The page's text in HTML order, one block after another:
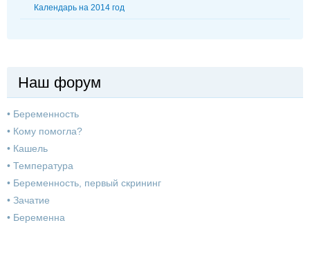
Календарь на 2014 год
Наш форум
• Беременность
• Кому помогла?
• Кашель
• Температура
• Беременность, первый скрининг
• Зачатие
• Беременна